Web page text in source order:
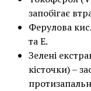
запобігає
Ферулова
та Е.
Зелені
кісточки) –